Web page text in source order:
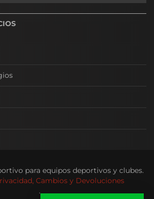
para equipos deportivos y clubes.
Cambios y Devoluciones
.